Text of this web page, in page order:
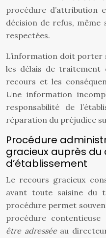
procédure d’attribution
décision de refus,
respectées.
L’information doit porter
les délais de traitement
recours et les
Une information
responsabilité de
réparation du préjudice
Procédure
gracieux auprès du
d’établissement
Le recours gracieux
avant toute saisine du
procédure permet
procédure contentieuse
être adressée au